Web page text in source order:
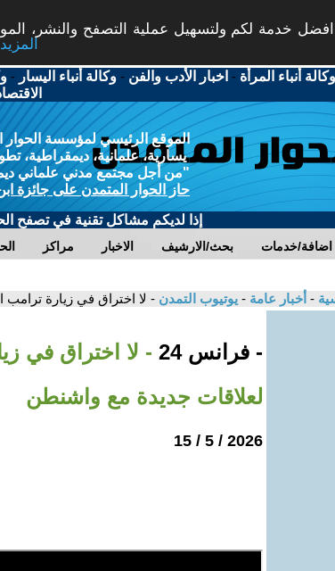
افضل خدمة لكم ولتسهيل عملية التصفح والنشر،
More info - المزيد
وكالة أنباء المرأة - اخبار الأدب والفن -وكالة أنباء اليسار -
الموقع الرئيسي لمؤسسة الحوار
يسارية، علمانية، ديمقراطية،
"من أجل مجتمع مدني علماني
حاز الحوار المتمدن على جائزة
إذا لديكم مشاكل تقنية في تصفح
مراكز الاخبار بحث/الارشيف اضافة/خدمات
- أخبار عامة - يوتيوب التمدن - لا اختراق في زيارة
- فرانس 24
- لا اختراق في
لعلاقات جديدة مع واشنطن
2026 / 5 / 15